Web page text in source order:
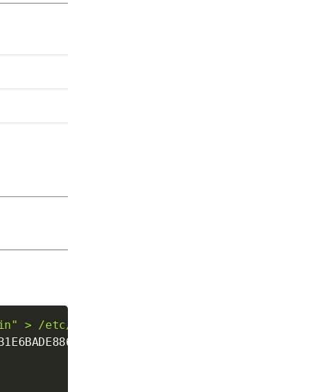
> /etc/apt/sources.list.d/ros-latest.list'